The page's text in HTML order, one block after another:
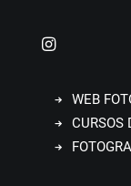
WEB
CURSOS